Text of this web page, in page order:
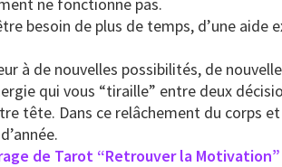
besoin de plus de temps, d’une
à de nouvelles possibilités, de
qui vous “tiraille” entre deux
tête. Dans ce relâchement du corps
de Tarot “Retrouver la